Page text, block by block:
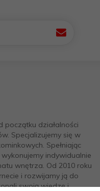
początku działalności
Specjalizujemy się w
Spełniając
indywidualnie
wnętrza. Od 2010 roku
i rozwijamy ją do
swoją wiedzę i